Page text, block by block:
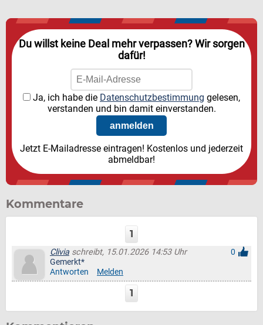
Du willst keine Deal mehr verpassen? Wir sorgen
dafür!
Ja, ich habe die Datenschutzbestimmung gelesen,
verstanden und bin damit einverstanden.
Jetzt E-Mailadresse eintragen! Kostenlos und jederzeit
abmeldbar!
Kommentare
1
Clivia schreibt, 15.01.2026 14:53 Uhr
0
Gemerkt*
Antworten
Melden
1